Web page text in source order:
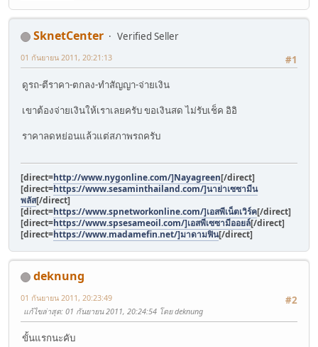
SknetCenter
Verified Seller
#1
01 กันยายน 2011, 20:21:13
ดูรถ-ตีราคา-ตกลง-ทำสัญญา-จ่ายเงิน
เขาต้องจ่ายเงินให้เราเลยครับ ขอเงินสด ไม่รับเช็ค อิอิ
ราคาลดหย่อนแล้วแต่สภาพรถครับ
[direct=http://www.nygonline.com/]Nayagreen[/direct]
[direct=https://www.sesaminthailand.com/]นาย่าเซซามีน
พลัส[/direct]
[direct=https://www.spnetworkonline.com/]เอสพีเน็ตเวิร์ค[/direct]
[direct=https://www.spsesameoil.com/]เอสพีเซซามีออยล์[/direct]
[direct=https://www.madamefin.net/]มาดามฟิน[/direct]
deknung
#2
01 กันยายน 2011, 20:23:49
แก้ไขล่าสุด: 01 กันยายน 2011, 20:24:54 โดย deknung
ขั้นแรกนะคับ